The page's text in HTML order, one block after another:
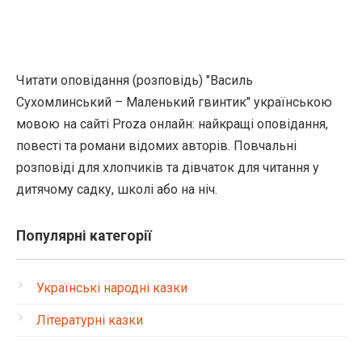
Читати оповідання (розповідь) "Василь
Сухомлинський – Маленький гвинтик" українською
мовою на сайті Proza онлайн: найкращі оповідання,
повесті та романи відомих авторів. Повчальні
розповіді для хлопчиків та дівчаток для читання у
дитячому садку, школі або на ніч.
Популярні категорії
Українські народні казки
Літературні казки